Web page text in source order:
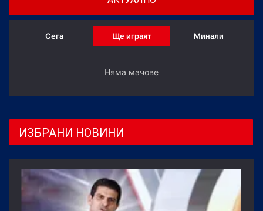
Сега Ще играят Минали
Няма мачове
ИЗБРАНИ НОВИНИ